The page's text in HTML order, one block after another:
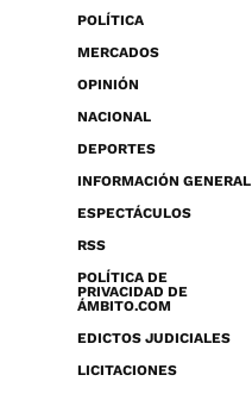
POLÍTICA
MERCADOS
OPINIÓN
NACIONAL
DEPORTES
INFORMACIÓN GENERAL
ESPECTÁCULOS
RSS
POLÍTICA DE
PRIVACIDAD DE
ÁMBITO.COM
EDICTOS JUDICIALES
LICITACIONES